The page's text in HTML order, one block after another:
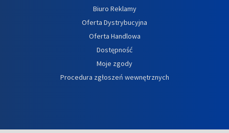
Biuro Reklamy
Oferta Dystrybucyjna
Oferta Handlowa
Dostępność
Moje zgody
Procedura zgłoszeń wewnętrznych